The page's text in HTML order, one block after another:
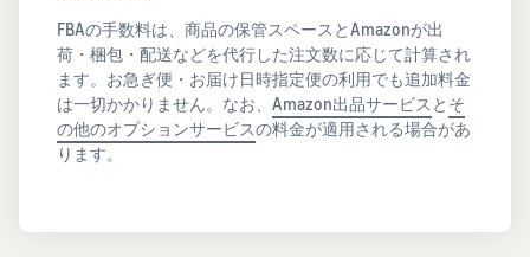
FBAの手数料は、商品の保管スペースとAmazonが出
荷・梱包・配送などを代行した注文数に応じて計算され
ます。お急ぎ便・お届け日時指定便の利用でも追加料金
は一切かかりません。なお、 Amazon出品サービス と そ
の他のオプションサービスの料金が適用される場合があ
ります。